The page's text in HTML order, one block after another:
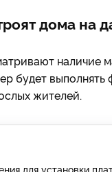
дома на
наличие
будет выполнять
жителей.
для установки